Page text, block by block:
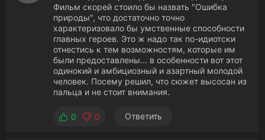
Фильм скорей стоило бы назвать "Ошибка
природы", что достаточно точно
характеризовало бы умственные способности
главных героев. Это ж надо так по-идиотски
отнестись к тем возможностям, которые им
были предоставлены... в особенности вот этот
одинокий и амбициозный и азартный молодой
человек. Посему решил, что сюжет высосан из
пальца и не стоит внимания.
0 0 Ответить